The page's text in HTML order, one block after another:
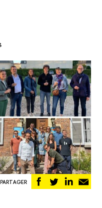
PARTAGER
Partager
sur
Partager
sur sur